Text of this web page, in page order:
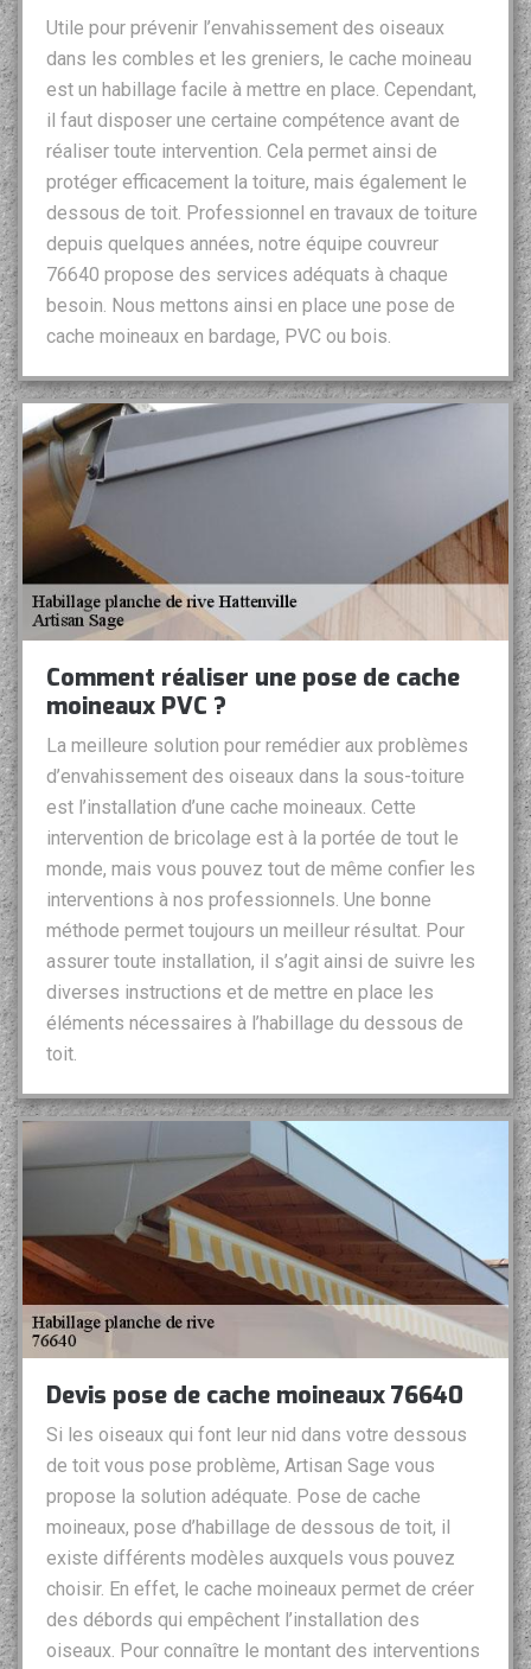
Utile pour prévenir l’envahissement des oiseaux
dans les combles et les greniers, le cache moineau
est un habillage facile à mettre en place. Cependant,
il faut disposer une certaine compétence avant de
réaliser toute intervention. Cela permet ainsi de
protéger efficacement la toiture, mais également le
dessous de toit. Professionnel en travaux de toiture
depuis quelques années, notre équipe couvreur
76640 propose des services adéquats à chaque
besoin. Nous mettons ainsi en place une pose de
cache moineaux en bardage, PVC ou bois.
Comment réaliser une pose de cache
moineaux PVC ?
La meilleure solution pour remédier aux problèmes
d’envahissement des oiseaux dans la sous-toiture
est l’installation d’une cache moineaux. Cette
intervention de bricolage est à la portée de tout le
monde, mais vous pouvez tout de même confier les
interventions à nos professionnels. Une bonne
méthode permet toujours un meilleur résultat. Pour
assurer toute installation, il s’agit ainsi de suivre les
diverses instructions et de mettre en place les
éléments nécessaires à l’habillage du dessous de
toit.
Devis pose de cache moineaux 76640
Si les oiseaux qui font leur nid dans votre dessous
de toit vous pose problème, Artisan Sage vous
propose la solution adéquate. Pose de cache
moineaux, pose d’habillage de dessous de toit, il
existe différents modèles auxquels vous pouvez
choisir. En effet, le cache moineaux permet de créer
des débords qui empêchent l’installation des
oiseaux. Pour connaître le montant des interventions